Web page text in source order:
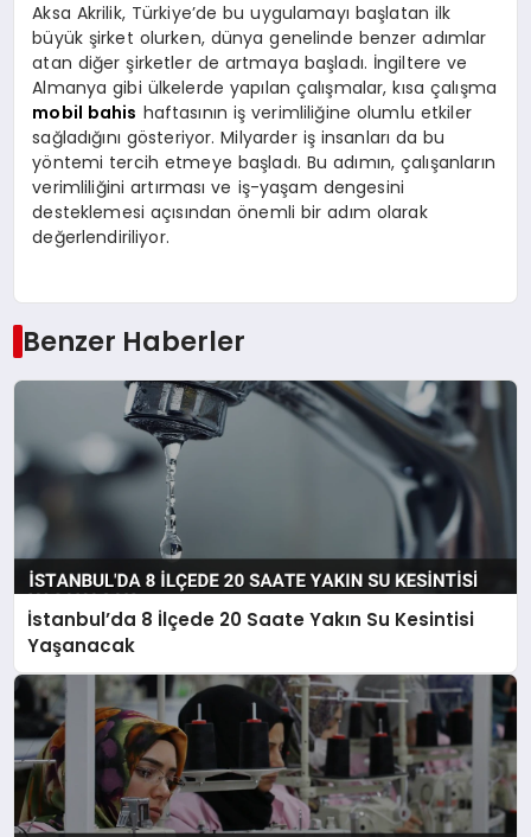
Aksa Akrilik, Türkiye’de bu uygulamayı başlatan ilk
büyük şirket olurken, dünya genelinde benzer adımlar
atan diğer şirketler de artmaya başladı. İngiltere ve
Almanya gibi ülkelerde yapılan çalışmalar, kısa çalışma
mobil bahis haftasının iş verimliliğine olumlu etkiler
sağladığını gösteriyor. Milyarder iş insanları da bu
yöntemi tercih etmeye başladı. Bu adımın, çalışanların
verimliliğini artırması ve iş-yaşam dengesini
desteklemesi açısından önemli bir adım olarak
değerlendiriliyor.
Benzer Haberler
İstanbul’da 8 İlçede 20 Saate Yakın Su Kesintisi
Yaşanacak